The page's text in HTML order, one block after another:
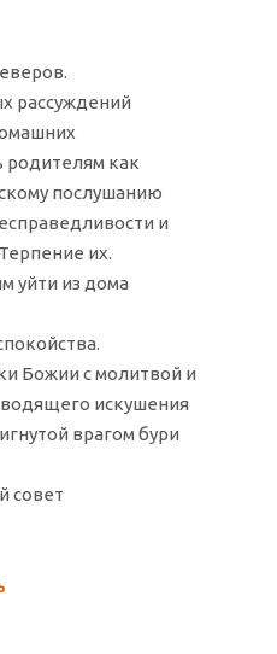
рассуждений
родителям как
послушанию
и
их.
уйти из дома
Божии с молитвой и
искушения
врагом бури
совет